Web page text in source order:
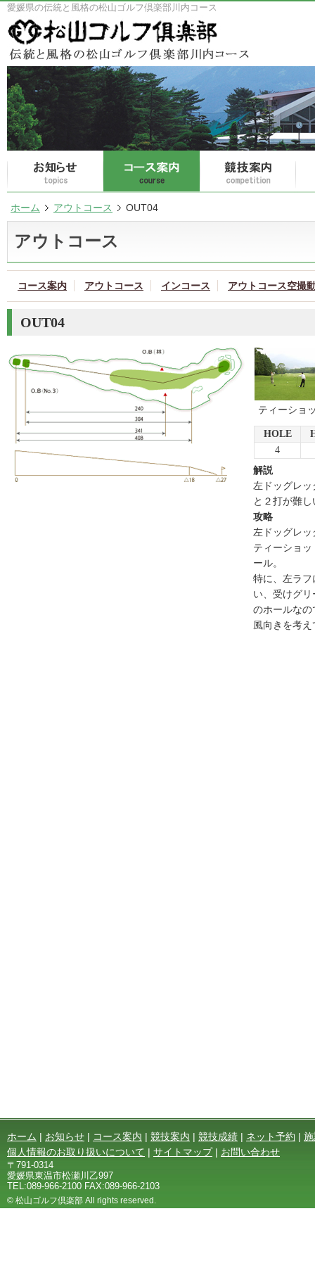
愛媛県の伝統と風格の松山ゴルフ倶楽部川内コース
ホーム アウトコース OUT04
アウトコース
コース案内 アウトコース インコース アウトコース空撮
OUT04
ティーショ
HOLE
4
解説
左ドッグレ
と２打が難し
攻略
左ドッグレ
ティーショ
ール。
特に、左ラ
い、受けグ
のホールな
風向きを考
ホーム | お知らせ | コース案内 | 競技案内 | 競技成績 | ネット予約 |
個人情報のお取り扱いについて | サイトマップ | お問い合わせ
〒791-0314
愛媛県東温市松瀬川乙997
TEL:089-966-2100 FAX:089-966-2103
© 松山ゴルフ倶楽部 All rights reserved.